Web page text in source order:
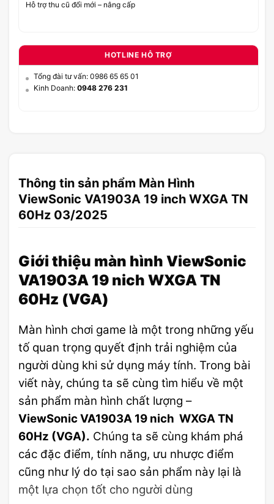
Hỗ trợ thu cũ đổi mới – nâng cấp
HOTLINE HỖ TRỢ
Tổng đài tư vấn: 0986 65 65 01
Kinh Doanh: 0948 276 231
Thông tin sản phẩm Màn Hình
ViewSonic VA1903A 19 inch WXGA TN
60Hz 03/2025
Giới thiệu màn hình ViewSonic
VA1903A 19 nich WXGA TN
60Hz (VGA)
Màn hình chơi game là một trong những yếu
tố quan trọng quyết định trải nghiệm của
người dùng khi sử dụng máy tính. Trong bài
viết này, chúng ta sẽ cùng tìm hiểu về một
sản phẩm màn hình chất lượng –
ViewSonic VA1903A 19 nich WXGA TN
60Hz (VGA). Chúng ta sẽ cùng khám phá
các đặc điểm, tính năng, ưu nhược điểm
cũng như lý do tại sao sản phẩm này lại là
một lựa chọn tốt cho người dùng